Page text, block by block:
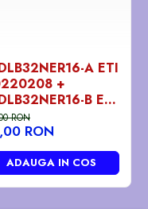
A ETI
+
B ETI
benzi /
led ieftine -
PX746 GG07
GG406
RON
RON
ADAUGA IN COS